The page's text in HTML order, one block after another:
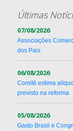
Últimas
07/08/2026
Associações
dos Pais
06/08/2026
Comitê estima
previsto na reforma
05/08/2026
Gasto Brasil e